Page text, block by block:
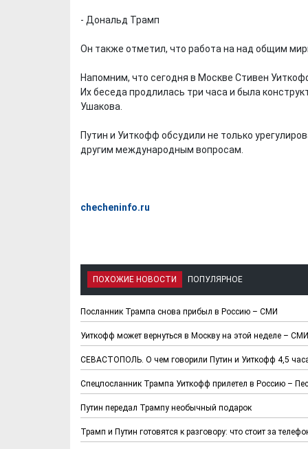
- Дональд Трамп
Он также отметил, что работа на над общим
Напомним, что сегодня в Москве Стивен
Их беседа продлилась три часа и была
Ушакова.
Путин и Уиткофф обсудили не только
другим международным вопросам.
checheninfo.ru
ПОХОЖИЕ НОВОСТИ ПОПУЛЯРНОЕ
Посланник Трампа снова прибыл в Россию – СМИ
Уиткофф может вернуться в Москву на этой неделе – СМИ
СЕВАСТОПОЛЬ. О чем говорили Путин и Уиткофф 4,5
Спецпосланник Трампа Уиткофф прилетел в Россию –
Путин передал Трампу необычный подарок
Трамп и Путин готовятся к разговору: что стоит за